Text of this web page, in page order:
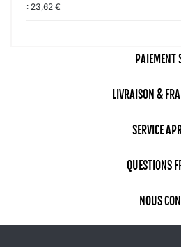
: 23,62 €
PAIEMENT
LIVRAISON &
SERVICE
QUESTIONS
NOUS